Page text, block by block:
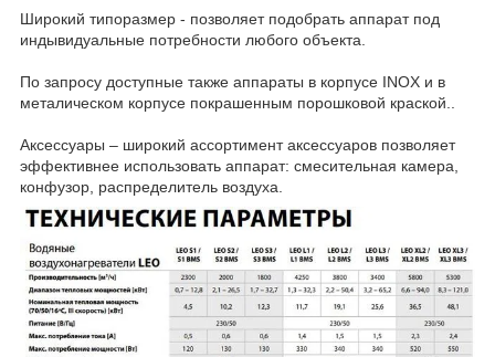
Широкий типоразмер - позволяет подобрать аппарат под
индывидуальные потребности любого объекта.
По запросу доступные также аппараты в корпусе INOX и в
металическом корпусе покрашенным порошковой краской..
Аксессуары – широкий ассортимент аксессуаров позволяет
эффективнее использовать аппарат: смесительная камера,
конфузор, распределитель воздуха.